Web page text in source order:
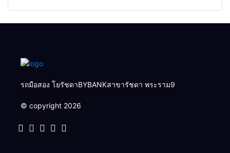
รถมือสอง โยรัชดาBYBANKสาขารัชดา พระราม9
© copyright 2026